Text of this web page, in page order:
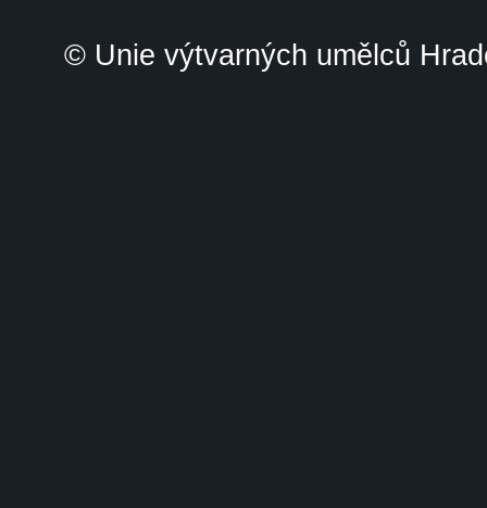
© Unie výtvarných umělců